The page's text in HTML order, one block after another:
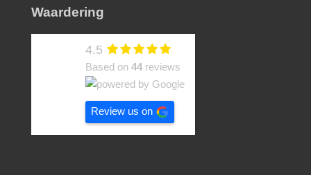
Waardering
4.5
Based on 44reviews
Review us on